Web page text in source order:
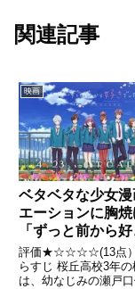
関連記事
映画
ベタベタな少女
エーションに胸
「ずっと前から
た。~告白実行委
ビュー
評価★☆☆☆☆(13点）
らすじ 桜丘高校3年
は、幼なじみの瀬戸